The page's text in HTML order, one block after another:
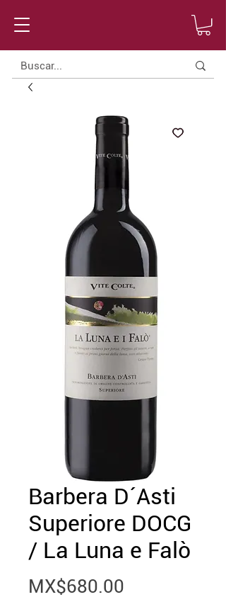
Barbera D´Asti
Superiore DOCG
/ La Luna e Falò
MX$680.00